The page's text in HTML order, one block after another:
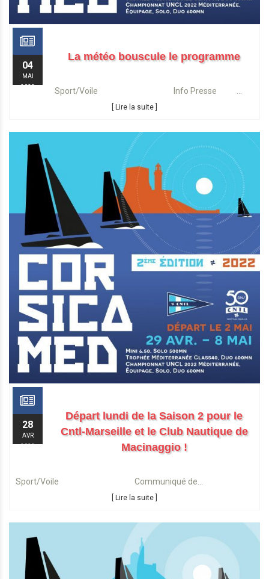
04
MAI
2022
La météo bouscule le programme
Sport/Voile Info Presse ...
[ Lire la suite ]
28
AVR
2022
Départ lundi de la Saison 2 pour le
Cntl-Marseille et le Club Nautique de
Macinaggio !
Sport/Voile Communiqué de...
[ Lire la suite ]